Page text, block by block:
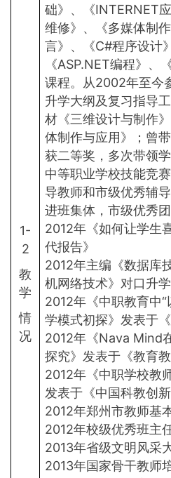
1-
2
教
学
情
况
础》、《INTERNET
维修》、《多媒体制
言》、《C#程序设计
《ASP.NET编程》、
课程。从2002年至今
升学大纲及复习指导
材《三维设计与制作
体制作与应用》；曾
获二等奖，多次带领
中等职业学校技能竞
导教师和市级优秀辅
进班集体，市级优秀团
2012年《如何让学生
代报告》
2012年主编《数据库
机网络技术》对口升
2012年《中职教育中
学模式初探》发表于《
2012年《Nava Mind
探究》发表于《教育教
2012年《中职学校教
发表于《中国科教创新
2012年郑州市教师基
2012年校级优秀班主
2013年省级文明风采
2013年国家骨干教师